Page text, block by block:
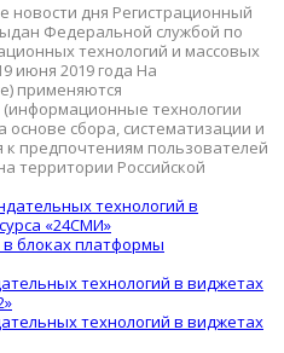
новости дня Регистрационный
Федеральной службой по
технологий и массовых
июня 2019 года На
применяются
технологии
сбора, систематизации и
к предпочтениям пользователей
территории Российской
технологий в
«24СМИ»
блоках платформы
технологий в виджетах
технологий в виджетах